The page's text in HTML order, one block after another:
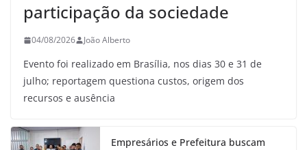
participação da sociedade
04/08/2026 João Alberto
Evento foi realizado em Brasília, nos dias 30 e 31 de
julho; reportagem questiona custos, origem dos
recursos e ausência
Empresários e Prefeitura buscam